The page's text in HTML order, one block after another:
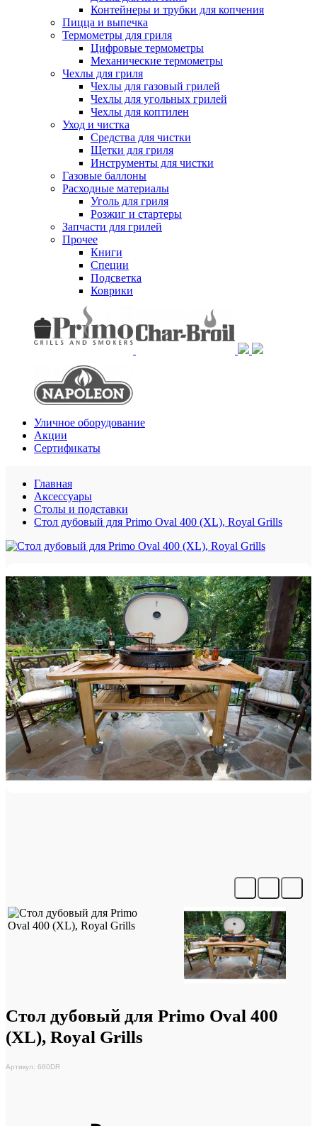
Контейнеры и трубки для копчения
Пицца и выпечка
Термометры для гриля
Цифровые термометры
Механические термометры
Чехлы для гриля
Чехлы для газовый грилей
Чехлы для угольных грилей
Чехлы для коптилен
Уход и чистка
Средства для чистки
Щетки для гриля
Инструменты для чистки
Газовые баллоны
Расходные материалы
Уголь для гриля
Розжиг и стартеры
Запчасти для грилей
Прочее
Книги
Специи
Подсветка
Коврики
Уличное оборудование
Акции
Сертификаты
Главная
Аксессуары
Столы и подставки
Стол дубовый для Primo Oval 400 (XL), Royal Grills
Стол дубовый для Primo Oval 400
(XL), Royal Grills
Артикул: 680DR